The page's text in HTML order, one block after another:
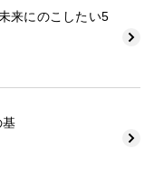
来にのこしたい5
基